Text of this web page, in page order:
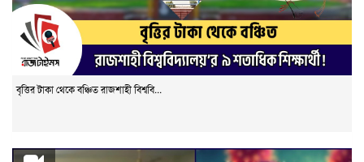
বৃত্তির টাকা থেকে বঞ্চিত রাজশাহী বিশ্ববি...